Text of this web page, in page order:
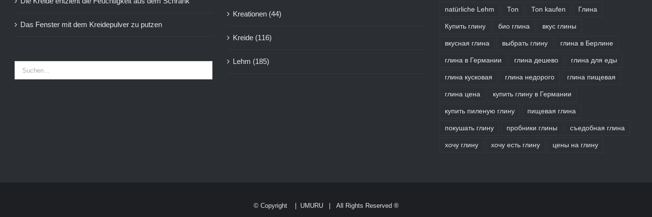
Das Fenster mit dem Kreidepulver zu putzen
Kreationen (44)
Kreide (116)
Lehm (185)
natürliche Lehm Ton Ton kaufen Глина
Купить глину био глина вкус глины
вкусная глина выбрать глину глина в Берлине
глина в Германии глина дешево глина для еды
глина кусковая глина недорого глина пищевая
глина цена купить глину в Германии
купить пиленую глину пищевая глина
покушать глину пробники глины съедобная глина
хочу глину хочу есть глину цены на глину
© Copyright UMURU| All Rights Reserved ®